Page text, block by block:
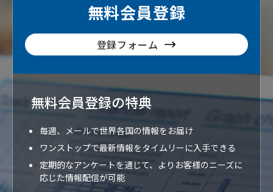
無料会員登録
登録フォーム
無料会員登録の特典
毎週、メールで世界各国の情報をお届け
ワンストップで最新情報をタイムリーに入手できる
定期的なアンケートを通じて、よりお客様のニーズに
応じた情報配信が可能